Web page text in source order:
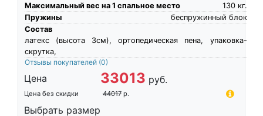
Максимальный вес на 1 спальное место
кг.
130
Пружины
беспружинный блок
Состав
латекс (высота 3см), ортопедическая пена, упаковка-
скрутка,
Отзывы покупателей (0)
Цена 33013 руб.
Цена без скидки 44017 р.
Выбрать размер